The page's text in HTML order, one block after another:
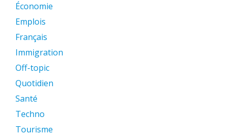
Économie
Emplois
Français
Immigration
Off-topic
Quotidien
Santé
Techno
Tourisme